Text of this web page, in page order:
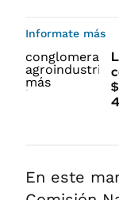
Informate más
En este